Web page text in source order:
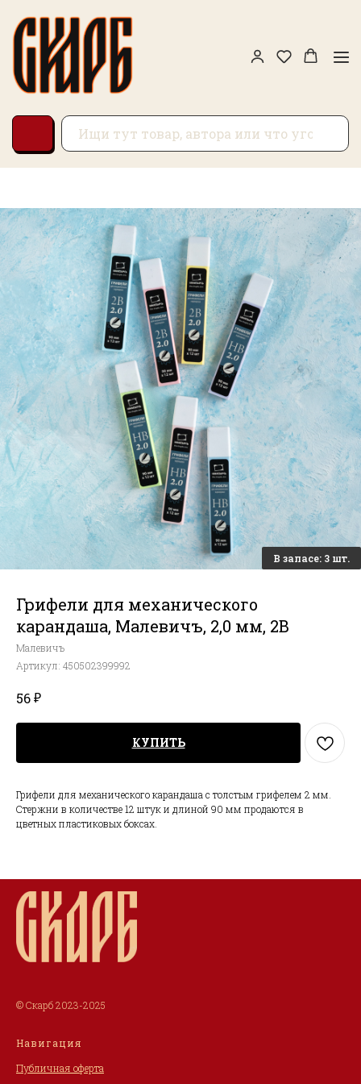
Грифели для механического
карандаша, Малевичъ, 2,0 мм, 2B
Малевичъ
Артикул: 450502399992
56₽
КУПИТЬ
Грифели для механического карандаша с толстым грифелем 2 мм.
Стержни в количестве 12 штук и длиной 90 мм продаются в
цветных пластиковых боксах.
© Скарб 2023-2025
Навигация
Публичная оферта